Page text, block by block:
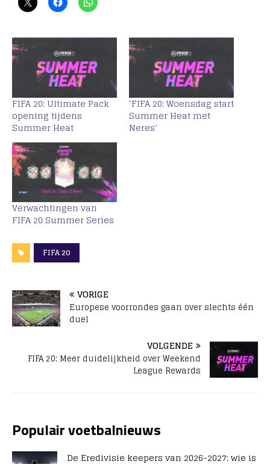
FIFA 20: Ultimate Pack
opening tijdens
Summer Heat
‘FIFA 20: Woensdag start
Summer Heat met
Neres’
Verwachtingen van
FIFA 20 Summer Series
FIFA 20
VORIGE
Europese voorrondes gaan over slechts één
duel
VOLGENDE
FIFA 20: Meer duidelijkheid over Weekend
League Rewards
Populair voetbalnieuws
De Eredivisie keepers van 2026-2027: wie is